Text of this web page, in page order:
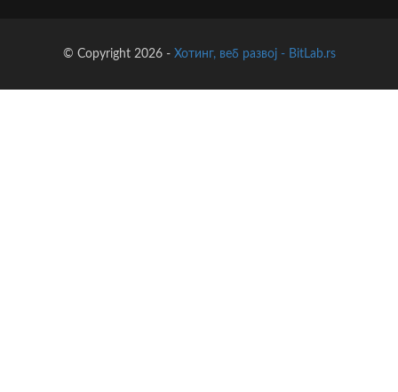
© Copyright 2026 - Хотинг, веб развој - BitLab.rs